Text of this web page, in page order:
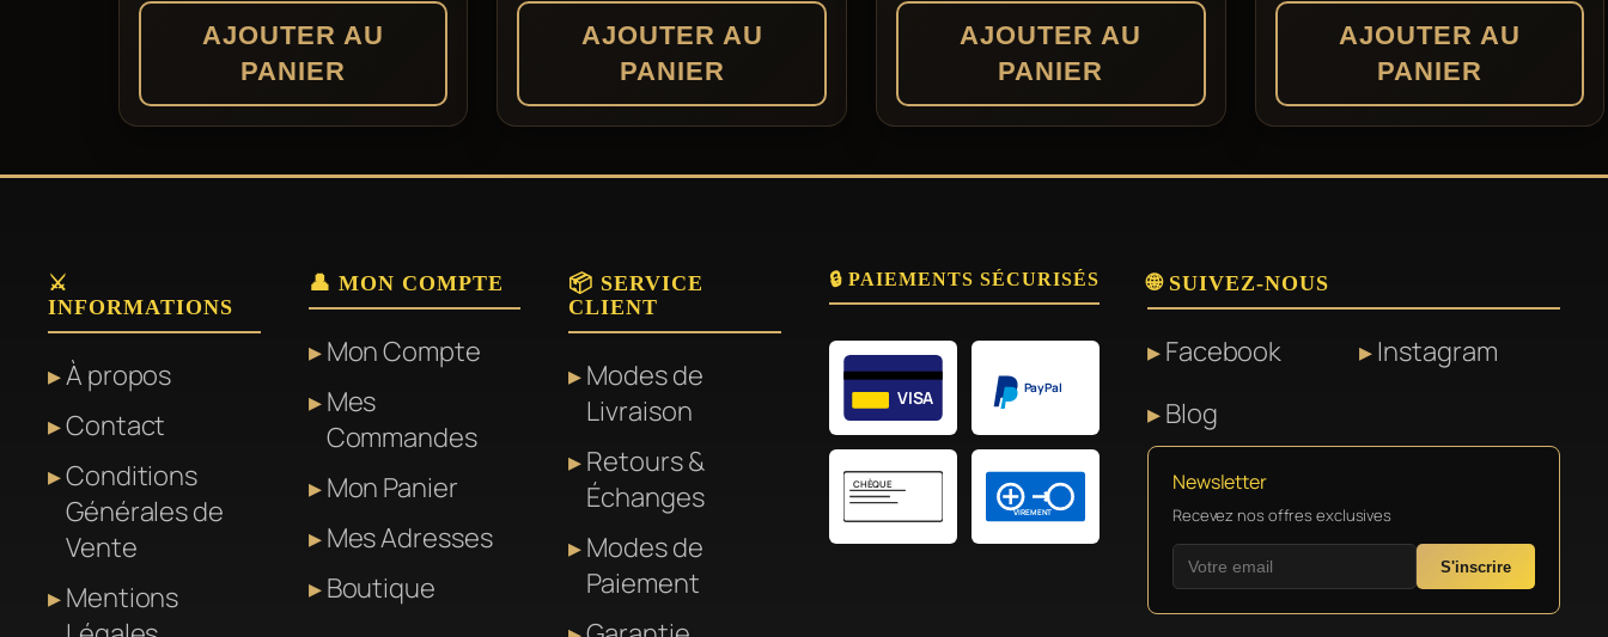
AJOUTER AU
PANIER
AJOUTER AU
PANIER
AJOUTER AU
PANIER
AJOUTER AU
PANIER
⚔️
INFORMATIONS
À propos
Contact
Conditions
Générales de
Vente
Mentions
👤 MON COMPTE
Mon Compte
Mes
Commandes
Mon Panier
Mes Adresses
Boutique
📦 SERVICE
CLIENT
Modes de
Livraison
Retours &
Échanges
Modes de
Paiement
🔒 PAIEMENTS SÉCURISÉS
VISA PayPal
CHÈQUE
VIREMENT
🌐 SUIVEZ-NOUS
Facebook
Instagram
Blog
Newsletter
Recevez nos offres exclusives
S'inscrire